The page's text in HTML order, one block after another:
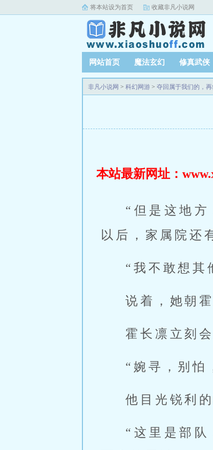
将本站设为首页 收藏非凡小说网
网站首页 魔法玄幻 修真武侠
非凡小说网 > 科幻网游 > 夺回属于我们的，
本站最新网址：
“但是这地
以后，家属院还
“我不敢想
说着，她朝
霍长凛立刻
“婉寻，别怕
他目光锐利
“这里是部